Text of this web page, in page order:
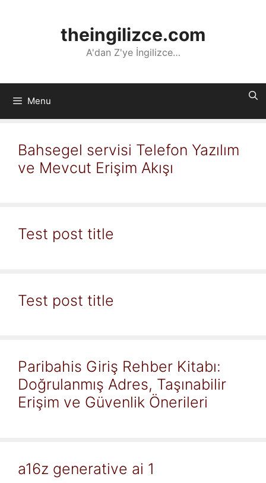
theingilizce.com
A'dan Z'ye İngilizce…
Menu
Bahsegel servisi Telefon Yazılım
ve Mevcut Erişim Akışı
Test post title
Test post title
Paribahis Giriş Rehber Kitabı:
Doğrulanmış Adres, Taşınabilir
Erişim ve Güvenlik Önerileri
a16z generative ai 1